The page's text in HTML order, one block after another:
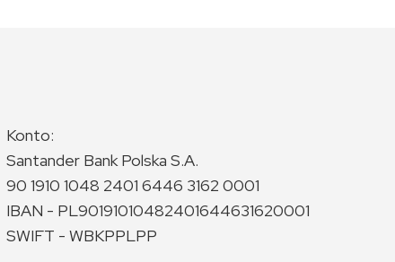
Konto:
Santander Bank Polska S.A.
90 1910 1048 2401 6446 3162 0001
IBAN - PL90191010482401644631620001
SWIFT - WBKPPLPP